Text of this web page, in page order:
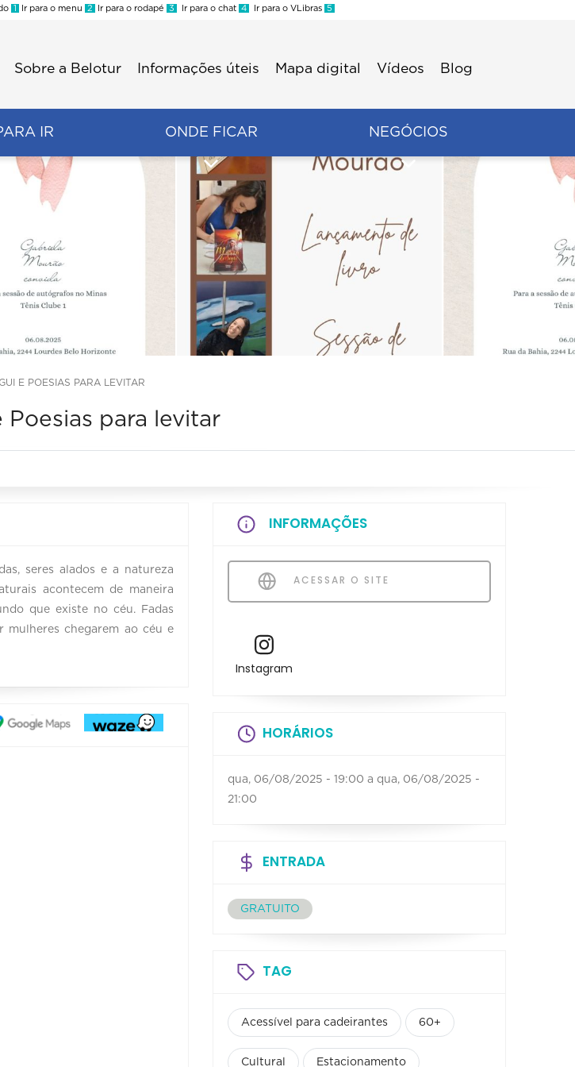
1 Ir para o menu 2 Ir para o rodapé 3 Ir para o chat 4 Ir para o VLibras 5
Sobre a Belotur Informações úteis Mapa digital Vídeos Blog
IR ONDE FICAR NEGÓCIOS
E POESIAS PARA LEVITAR
Poesias para levitar
seres alados e a natureza
acontecem de maneira
que existe no céu. Fadas
mulheres chegarem ao céu e
INFORMAÇÕES
ACESSAR O SITE
Instagram
HORÁRIOS
qua, 06/08/2025 - 19:00 a qua, 06/08/2025 -
21:00
ENTRADA
GRATUITO
TAG
Acessível para cadeirantes 60+
Cultural Estacionamento